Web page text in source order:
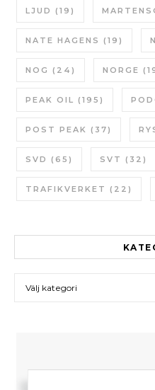
LJUD (19)
NATE HAGENS (19)
NOG (24) NORGE
PEAK OIL (195)
POST PEAK (37)
SVD (65) SVT (32)
TRAFIKVERKET (22)